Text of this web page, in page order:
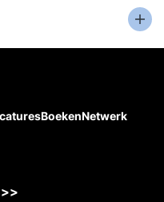
BoekenNetwerk